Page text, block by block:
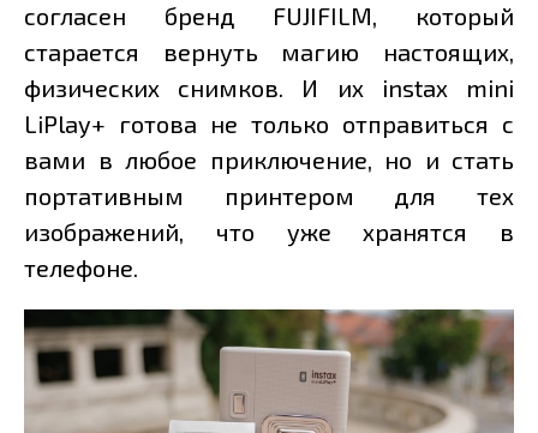
согласен бренд FUJIFILM, который
старается вернуть магию настоящих,
физических снимков. И их instax mini
LiPlay+ готова не только отправиться с
вами в любое приключение, но и стать
портативным принтером для тех
изображений, что уже хранятся в
телефоне.